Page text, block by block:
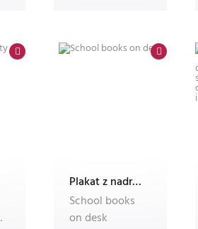
Plakat z nadrukiem Dec'n'Roll
School books
on desk